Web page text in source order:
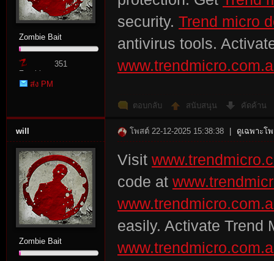
Zombie Bait
Zombie
Point
351
ส่ง PM
security. Trend micro
antivirus tools.
ตอบกลับ สนับสนุน คัดค้าน
will
Zombie Bait
โพสต์ 22-12-2025 15:38:38 ดูเฉพาะโ
Visit
code at
easily. Activate Trend